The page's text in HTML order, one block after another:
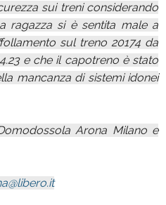
sui treni considerando
ragazza si è sentita male a
sul treno 20174 da
e che il capotreno è stato
mancanza di sistemi idonei
Arona Milano e